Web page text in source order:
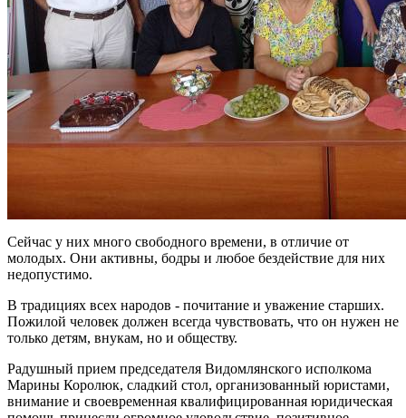
Сейчас у них много свободного времени, в отличие от
молодых. Они активны, бодры и любое бездействие для них
недопустимо.
В традициях всех народов - почитание и уважение старших.
Пожилой человек должен всегда чувствовать, что он нужен не
только детям, внукам, но и обществу.
Радушный прием председателя Видомлянского исполкома
Марины Королюк, сладкий стол, организованный юристами,
внимание и своевременная квалифицированная юридическая